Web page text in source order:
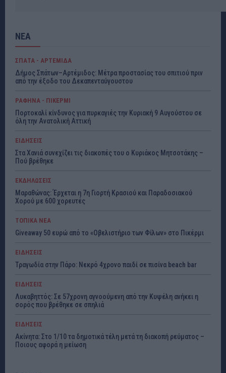
ΝΕΑ
ΣΠΑΤΑ - ΑΡΤΕΜΙΔΑ
Δήμος Σπάτων–Αρτέμιδος: Μέτρα προστασίας του σπιτιού πριν
από την έξοδο του Δεκαπενταύγουστου
ΡΑΦΗΝΑ - ΠΙΚΕΡΜΙ
Πορτοκαλί κίνδυνος για πυρκαγιές την Κυριακή 9 Αυγούστου σε
όλη την Ανατολική Αττική
ΕΙΔΗΣΕΙΣ
Στα Χανιά συνεχίζει τις διακοπές του ο Κυριάκος Μητσοτάκης –
Πού βρέθηκε
ΕΚΔΗΛΩΣΕΙΣ
Μαραθώνας: Έρχεται η 7η Γιορτή Κρασιού και Παραδοσιακού
Χορού με 600 χορευτές
ΤΟΠΙΚΑ ΝΕΑ
Giveaway 50 ευρώ από το «Οβελιστήριο των Φίλων» στο Πικέρμι
ΕΙΔΗΣΕΙΣ
Τραγωδία στην Πάρο: Νεκρό 4χρονο παιδί σε πισίνα beach bar
ΕΙΔΗΣΕΙΣ
Λυκαβηττός: Σε 57χρονη αγνοούμενη από την Κυψέλη ανήκει η
σορός που βρέθηκε σε σπηλιά
ΕΙΔΗΣΕΙΣ
Ακίνητα: Στο 1/10 τα δημοτικά τέλη μετά τη διακοπή ρεύματος –
Ποιους αφορά η μείωση